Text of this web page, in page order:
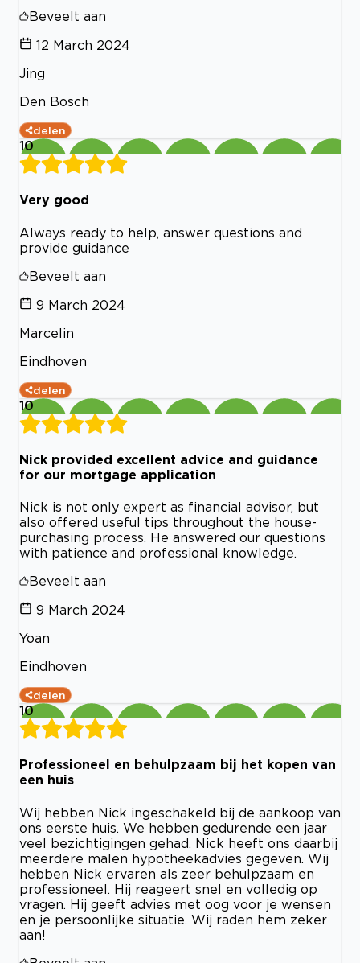
Beveelt aan
12 March 2024
Jing
Den Bosch
delen
10
Very good
Always ready to help, answer questions and
provide guidance
Beveelt aan
9 March 2024
Marcelin
Eindhoven
delen
10
Nick provided excellent advice and guidance
for our mortgage application
Nick is not only expert as financial advisor, but
also offered useful tips throughout the house-
purchasing process. He answered our questions
with patience and professional knowledge.
Beveelt aan
9 March 2024
Yoan
Eindhoven
delen
10
Professioneel en behulpzaam bij het kopen van
een huis
Wij hebben Nick ingeschakeld bij de aankoop van
ons eerste huis. We hebben gedurende een jaar
veel bezichtigingen gehad. Nick heeft ons daarbij
meerdere malen hypotheekadvies gegeven. Wij
hebben Nick ervaren als zeer behulpzaam en
professioneel. Hij reageert snel en volledig op
vragen. Hij geeft advies met oog voor je wensen
en je persoonlijke situatie. Wij raden hem zeker
aan!